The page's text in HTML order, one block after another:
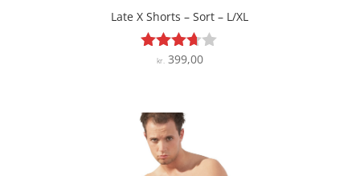
Late X Shorts – Sort – L/XL
Vurderet
kr.399,00